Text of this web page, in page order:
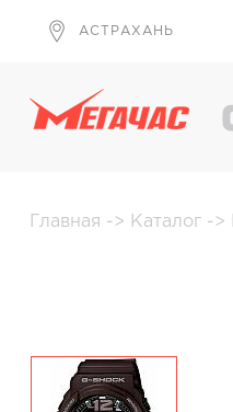
АСТРАХАНЬ
Главная -> Каталог ->